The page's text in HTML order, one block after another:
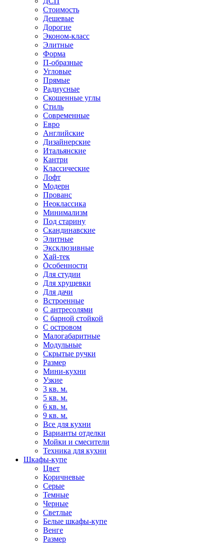
Стоимость
Дешевые
Дорогие
Эконом-класс
Элитные
Форма
П-образные
Угловые
Прямые
Радиусные
Скошенные углы
Стиль
Современные
Евро
Английские
Дизайнерские
Итальянские
Кантри
Классические
Лофт
Модерн
Прованс
Неоклассика
Минимализм
Под старину
Скандинавские
Элитные
Эксклюзивные
Хай-тек
Особенности
Для студии
Для хрущевки
Для дачи
Встроенные
С антресолями
С барной стойкой
С островом
Малогабаритные
Модульные
Скрытые ручки
Размер
Мини-кухни
Узкие
3 кв. м.
5 кв. м.
6 кв. м.
9 кв. м.
Все для кухни
Варианты отделки
Мойки и смесители
Техника для кухни
Шкафы-купе
Цвет
Коричневые
Серые
Темные
Черные
Светлые
Белые шкафы-купе
Венге
Размер